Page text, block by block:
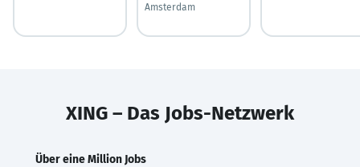
Amsterdam
XING – Das Jobs-Netzwerk
Über eine Million Jobs